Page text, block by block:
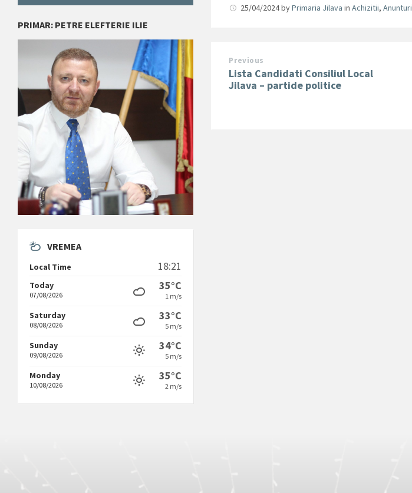
25/04/2024byPrimaria Jilava inAchizitii,Anunturi
Previous
Lista Candidati Consiliul Local
Jilava – partide politice
PRIMAR: PETRE ELEFTERIE ILIE
VREMEA
Local Time 18:21
Today
07/08/2026
35°C
1 m/s
Saturday
08/08/2026
33°C
5 m/s
Sunday
09/08/2026
34°C
5 m/s
Monday
10/08/2026
35°C
2 m/s